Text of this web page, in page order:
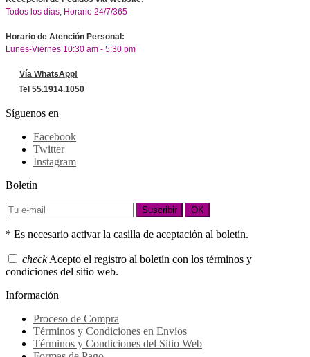
Todos los días, Horario 24/7/365
Horario de Atención Personal:
Lunes-Viernes 10:30 am - 5:30 pm
Vía WhatsApp!
Tel 55.1914.1050
Síguenos en
Facebook
Twitter
Instagram
Boletín
Suscribir OK
* Es necesario activar la casilla de aceptación al boletín.
check Acepto el registro al boletín con los términos y
condiciones del sitio web.
Información
Proceso de Compra
Términos y Condiciones en Envíos
Términos y Condiciones del Sitio Web